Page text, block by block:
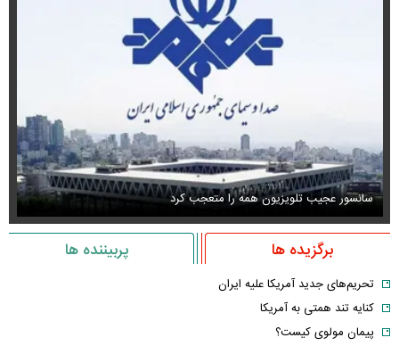
سانسور عجیب تلویزیون همه را متعجب کرد
برگزیده ها پربیننده ها
تحریم‌های جدید آمریکا علیه ایران
کنایه تند همتی به آمریکا
پیمان مولوی کیست؟